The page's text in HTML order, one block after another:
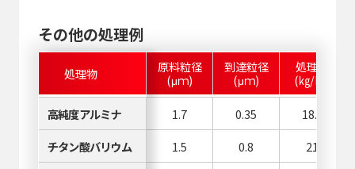
その他の処理例
処理物
原料粒径
(μｍ)
到達粒径
(μｍ)
処理量
(㎏/hr)
高純度アルミナ 1.7 0.35
18.5
チタン酸バリウム
1.5 0.8
21